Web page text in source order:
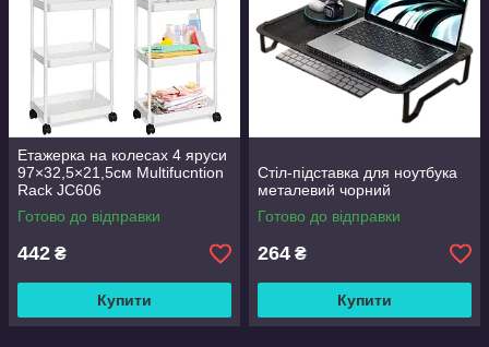
Етажерка на колесах 4 яруси
97×32,5×21,5см Multifucntion
Rack JC606
Готово до відправки
442 ₴
Купити
Стіл-підставка для ноутбука
металевий чорний
Готово до відправки
264 ₴
Купити